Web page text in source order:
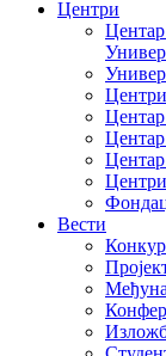
Центри
Центар
Центар
Центар
Вести